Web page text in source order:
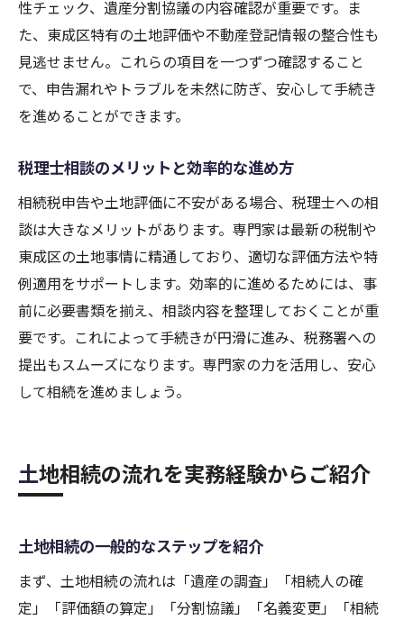
性チェック、遺産分割協議の内容確認が重要です。ま
た、東成区特有の土地評価や不動産登記情報の整合性も
見逃せません。これらの項目を一つずつ確認すること
で、申告漏れやトラブルを未然に防ぎ、安心して手続き
を進めることができます。
税理士相談のメリットと効率的な進め方
相続税申告や土地評価に不安がある場合、税理士への相
談は大きなメリットがあります。専門家は最新の税制や
東成区の土地事情に精通しており、適切な評価方法や特
例適用をサポートします。効率的に進めるためには、事
前に必要書類を揃え、相談内容を整理しておくことが重
要です。これによって手続きが円滑に進み、税務署への
提出もスムーズになります。専門家の力を活用し、安心
して相続を進めましょう。
土地相続の流れを実務経験からご紹介
土地相続の一般的なステップを紹介
まず、土地相続の流れは「遺産の調査」「相続人の確
定」「評価額の算定」「分割協議」「名義変更」「相続